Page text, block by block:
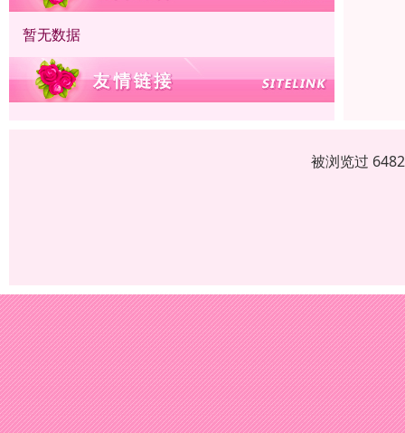
暂无数据
被浏览过